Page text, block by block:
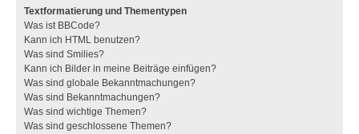
Textformatierung und Thementypen
Was ist BBCode?
Kann ich HTML benutzen?
Was sind Smilies?
Kann ich Bilder in meine Beiträge einfügen?
Was sind globale Bekanntmachungen?
Was sind Bekanntmachungen?
Was sind wichtige Themen?
Was sind geschlossene Themen?